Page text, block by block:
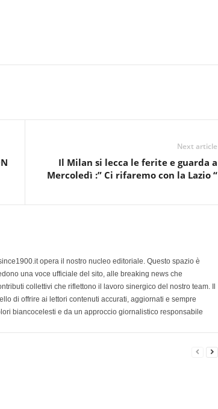
Next article
Il Milan si lecca le ferite e guarda a
Mercoledì :” Ci rifaremo con la Lazio “
opera il nostro nucleo editoriale. Questo spazio è
una voce ufficiale del sito, alle breaking news che
collettivi che riflettono il lavoro sinergico del nostro team. Il
di offrire ai lettori contenuti accurati, aggiornati e sempre
biancocelesti e da un approccio giornalistico responsabile